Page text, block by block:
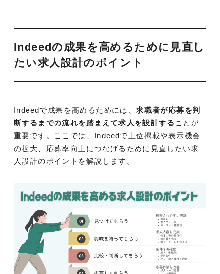
Indeedの成果を高めるために見直し
たい求人設計のポイント
Indeedで成果を高めるためには、求職者が応募を判
断するまでの流れを踏まえて求人を設計する ことが
重要です。ここでは、Indeedで上位掲載や表示機会
の拡大、応募率向上につなげるために見直したい求
人設計のポイントを解説します。